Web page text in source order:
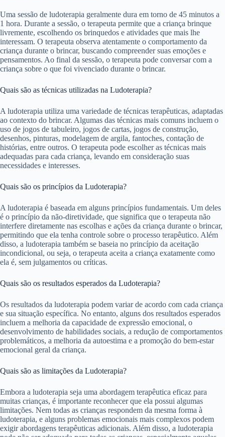
Uma sessão de ludoterapia geralmente dura em torno de 45 minutos a
1 hora. Durante a sessão, o terapeuta permite que a criança brinque
livremente, escolhendo os brinquedos e atividades que mais lhe
interessam. O terapeuta observa atentamente o comportamento da
criança durante o brincar, buscando compreender suas emoções e
pensamentos. Ao final da sessão, o terapeuta pode conversar com a
criança sobre o que foi vivenciado durante o brincar.
Quais são as técnicas utilizadas na Ludoterapia?
A ludoterapia utiliza uma variedade de técnicas terapêuticas, adaptadas
ao contexto do brincar. Algumas das técnicas mais comuns incluem o
uso de jogos de tabuleiro, jogos de cartas, jogos de construção,
desenhos, pinturas, modelagem de argila, fantoches, contação de
histórias, entre outros. O terapeuta pode escolher as técnicas mais
adequadas para cada criança, levando em consideração suas
necessidades e interesses.
Quais são os princípios da Ludoterapia?
A ludoterapia é baseada em alguns princípios fundamentais. Um deles
é o princípio da não-diretividade, que significa que o terapeuta não
interfere diretamente nas escolhas e ações da criança durante o brincar,
permitindo que ela tenha controle sobre o processo terapêutico. Além
disso, a ludoterapia também se baseia no princípio da aceitação
incondicional, ou seja, o terapeuta aceita a criança exatamente como
ela é, sem julgamentos ou críticas.
Quais são os resultados esperados da Ludoterapia?
Os resultados da ludoterapia podem variar de acordo com cada criança
e sua situação específica. No entanto, alguns dos resultados esperados
incluem a melhoria da capacidade de expressão emocional, o
desenvolvimento de habilidades sociais, a redução de comportamentos
problemáticos, a melhoria da autoestima e a promoção do bem-estar
emocional geral da criança.
Quais são as limitações da Ludoterapia?
Embora a ludoterapia seja uma abordagem terapêutica eficaz para
muitas crianças, é importante reconhecer que ela possui algumas
limitações. Nem todas as crianças respondem da mesma forma à
ludoterapia, e alguns problemas emocionais mais complexos podem
exigir abordagens terapêuticas adicionais. Além disso, a ludoterapia